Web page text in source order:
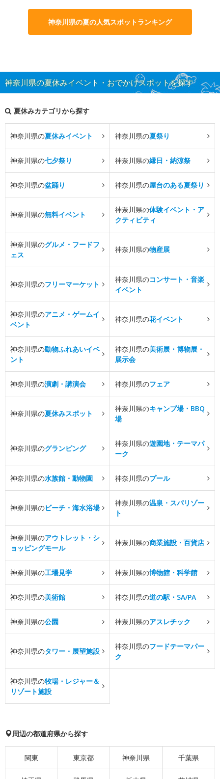
神奈川県の夏の人気スポットランキング
神奈川県の夏休みイベント・おでかけスポットを探す
夏休みカテゴリから探す
神奈川県の夏休みイベント 神奈川県の夏祭り
神奈川県の七夕祭り 神奈川県の縁日・納涼祭
神奈川県の盆踊り 神奈川県の屋台のある夏祭り
神奈川県の無料イベント
神奈川県の体験イベント・ア
クティビティ
神奈川県のグルメ・フードフ
ェス
神奈川県の物産展
神奈川県のフリーマーケット
神奈川県のコンサート・音楽
イベント
神奈川県のアニメ・ゲームイ
ベント
神奈川県の花イベント
神奈川県の動物ふれあいイベ
ント
神奈川県の美術展・博物展・
展示会
神奈川県の演劇・講演会 神奈川県のフェア
神奈川県の夏休みスポット
神奈川県のキャンプ場・BBQ
場
神奈川県のグランピング
神奈川県の遊園地・テーマパ
ーク
神奈川県の水族館・動物園 神奈川県のプール
神奈川県のビーチ・海水浴場
神奈川県の温泉・スパリゾー
ト
神奈川県のアウトレット・シ
ョッピングモール
神奈川県の商業施設・百貨店
神奈川県の工場見学 神奈川県の博物館・科学館
神奈川県の美術館 神奈川県の道の駅・SA/PA
神奈川県の公園 神奈川県のアスレチック
神奈川県のタワー・展望施設
神奈川県のフードテーマパー
ク
神奈川県の牧場・レジャー＆
リゾート施設
周辺の都道府県から探す
関東 東京都 神奈川県 千葉県